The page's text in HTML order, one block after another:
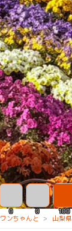
0 0 100
ワンちゃんと 山梨県